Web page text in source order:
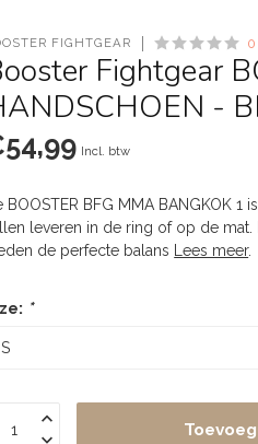
FIGHTGEAR
Fightgear
-
Incl. btw
BOOSTER BFG MMA BANGKOK
leveren in de ring of op de
de perfecte balans
Lees meer.
*